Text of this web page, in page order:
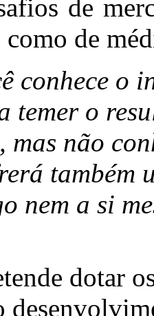
de
de
conhece o
temer o
mas não
também
nem a si
dotar